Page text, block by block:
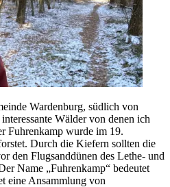
Wardenburg, südlich von
Wälder von denen ich
Fuhrenkamp wurde im 19.
Durch die Kiefern sollten die
den Flugsanddünen des Lethe- und
Name „Fuhrenkamp“ bedeutet
eine Ansammlung von